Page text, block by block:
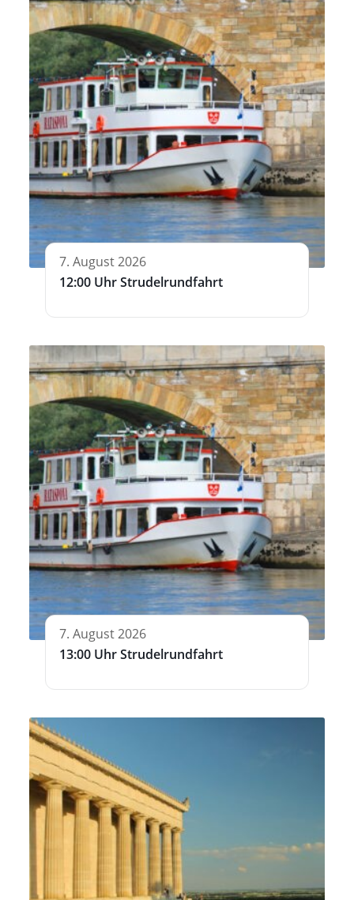
7. August 2026
12:00 Uhr Strudelrundfahrt
7. August 2026
13:00 Uhr Strudelrundfahrt